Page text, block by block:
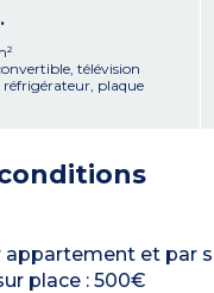
superposés
ou douche, lavabo,
télévision
réfrigérateur, plaque
cafetière à
ou douche, lavabo
appartement et par
place : 500€